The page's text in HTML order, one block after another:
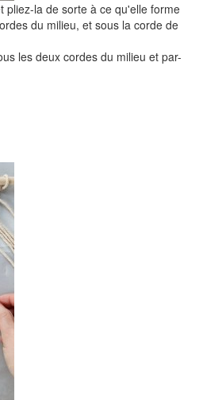
pliez-la de sorte à ce qu'elle forme
du milieu, et sous la corde de
les deux cordes du milieu et par-